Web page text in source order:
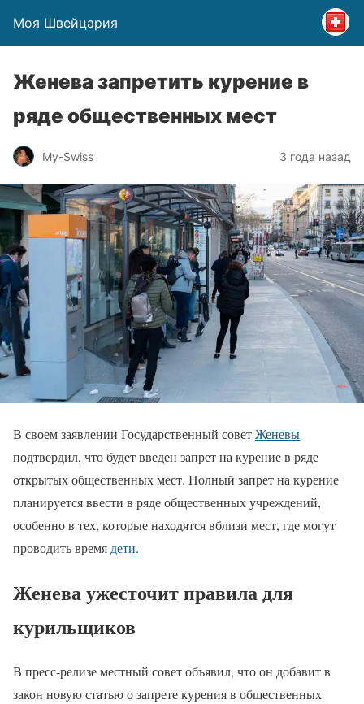
Моя Швейцария
Женева запретить курение в
ряде общественных мест
My-Swiss 3 года назад
В своем заявлении Государственный советЖеневы
подтвердил, что будет введен запрет на курение в ряде
открытых общественных мест. Полный запрет на курение
планируется ввести в ряде общественных учреждений,
особенно в тех, которые находятся вблизи мест, где могут
проводить времядети.
Женева ужесточит правила для
курильщиков
В пресс-релизе местный совет объявил, что он добавит в
закон новую статью о запрете курения в общественных